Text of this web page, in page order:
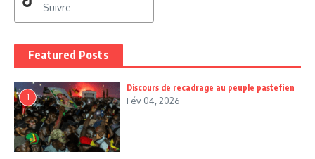
Suivre
Featured Posts
1
Discours de recadrage au peuple pastefien
Fév 04, 2026